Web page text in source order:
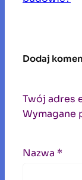
Dodaj
Twój adres
Wymagane
Nazwa *